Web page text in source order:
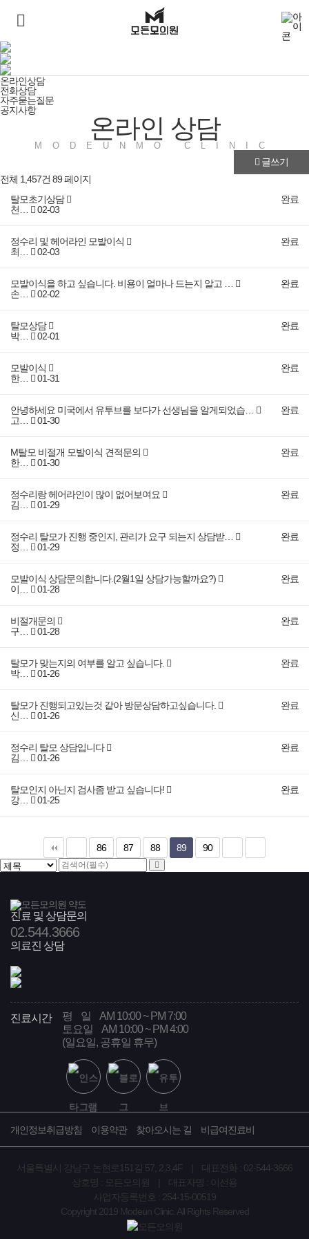
상담예약
온라인상담
온라인상담
전화상담
자주묻는질문
공지사항
온라인 상담
MODEUNMO CLINIC
글쓰기
전체 1,457건 89 페이지
완료
탈모초기상담
천…
02-03
완료
정수리 및 헤어라인 모발이식
최…
02-03
완료
모발이식을 하고 싶습니다. 비용이 얼마나 드는지 알고 …
손…
02-02
완료
탈모상담
박…
02-01
완료
모발이식
한…
01-31
완료
안녕하세요 미국에서 유투브를 보다가 선생님을 알게되었습…
고…
01-30
완료
M탈모 비절개 모발이식 견적문의
한…
01-30
완료
정수리랑 헤어라인이 많이 없어보여요
김…
01-29
완료
정수리 탈모가 진행 중인지, 관리가 요구 되는지 상담받…
정…
01-29
완료
모발이식 상담문의합니다.(2월1일 상담가능할까요?)
이…
01-28
완료
비절개문의
구…
01-28
완료
탈모가 맞는지의 여부를 알고 싶습니다.
박…
01-26
완료
탈모가 진행되고있는것 같아 방문상담하고싶습니다.
신…
01-26
완료
정수리 탈모 상담입니다
김…
01-26
완료
탈모인지 아닌지 검사좀 받고 싶습니다!
강…
01-25
86 87 88 89 90
진료 및 상담문의
02.544.3666
의료진 상담
진료시간 평 일 AM 10:00 ~ PM 7:00
토요일 AM 10:00 ~ PM 4:00
(일요일, 공휴일 휴무)
개인정보취급방침 이용약관 찾아오시는 길 비급여진료비
서울특별시 강남구 논현로151길 57, 2,3,4F | 대표전화 : 02-544-3666
상호명 : 모든모의원 | 대표자명 : 이선용
사업자등록번호 : 254-15-00519
Copyright 2019 Modeun Clinic. All Rights Reserved